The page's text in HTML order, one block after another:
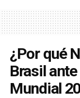
¿Por qué
Brasil
Mundial